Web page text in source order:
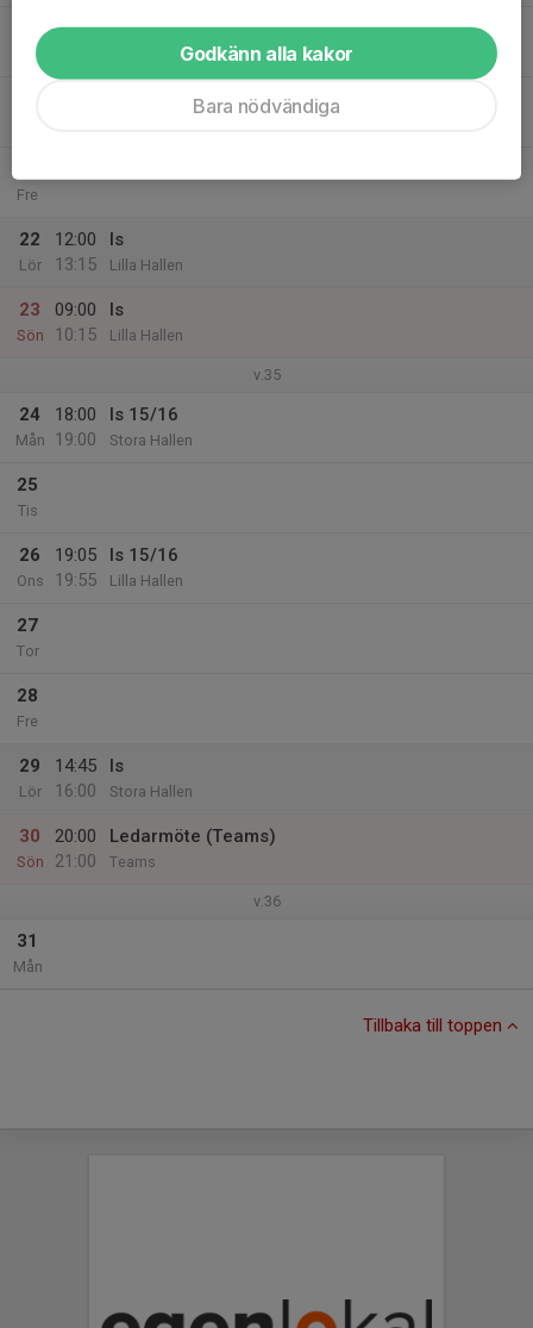
18:00
Is 15/16
Stora Hallen
Fre
22
Lör
12:00
13:15
Is
Lilla Hallen
23
Sön
09:00
10:15
Is
Lilla Hallen
v.35
24
Mån
18:00
19:00
Is 15/16
Stora Hallen
25
Tis
26
Ons
19:05
19:55
Is 15/16
Lilla Hallen
27
Tor
28
Fre
29
Lör
14:45
16:00
Is
Stora Hallen
30
Sön
20:00
21:00
Ledarmöte (Teams)
Teams
v.36
31
Mån
Tillbaka till toppen
Godkänn alla kakor
Bara nödvändiga